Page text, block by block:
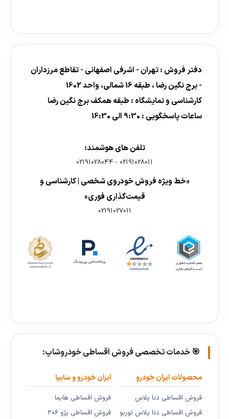
دفتر فروش : تهران - اشرفی اصفهانی - تقاطع مرزداران
- برج نگین رضا ، طبقه 16 شمالی، واحد 1602
کارشناسی و نمایشگاه : طبقه همکف برج نگین رضا
ساعات پاسخگویی : 9:30 الی 16:30
تلفن های هوشمند:
02191028011
-
02191028044
«خط ویژه فروش خودروی شخصی | کارشناسی و
قیمت‌گذاری فوری»
02191027011
🎯 خدمات تخصصی فروش اقساطی خودروشاپ:
محصولات ایران خودرو
فروش اقساطی دنا پلاس
فروش اقساطی دنا پلاس توربو
ایران خودرو و سایپا
فروش اقساطی هایما
فروش اقساطی پژو ۲۰۶